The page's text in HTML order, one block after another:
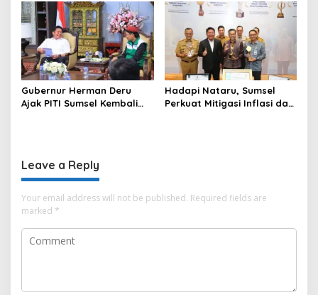
Desa Keman OKI
Pilar Keadilan Tata Usaha
Negara
Gubernur Herman Deru
Ajak PITI Sumsel Kembali
Hadapi Nataru, Sumsel
Perkuat Mitigasi Inflasi dan
Leave a Reply
Your email address will not be published. Required fields are
marked *